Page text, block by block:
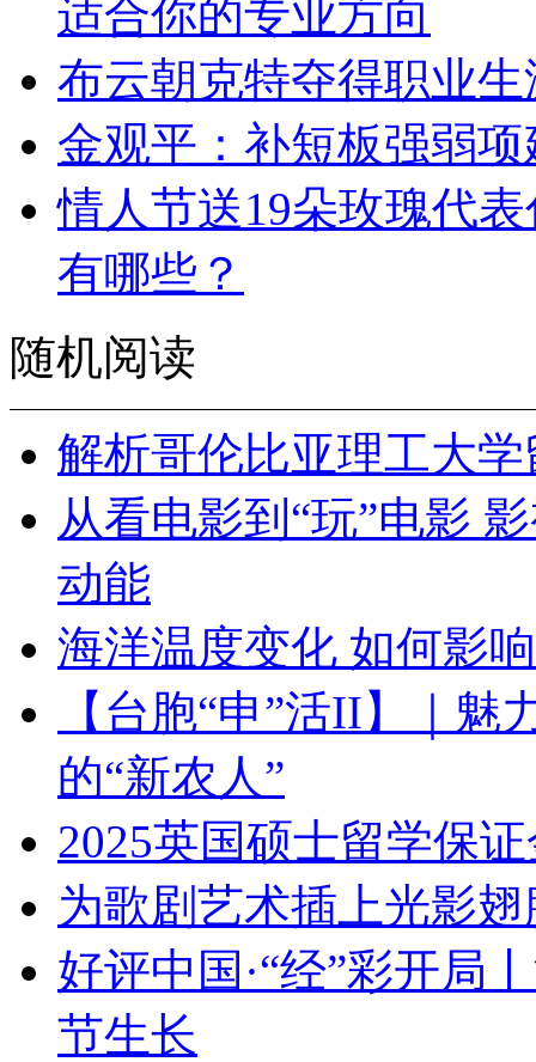
适合你的专业方向
布云朝克特夺得职业
金观平：补短板强弱
情人节送19朵玫瑰代
有哪些？
随机阅读
解析哥伦比亚理工大
从看电影到“玩”电影
动能
海洋温度变化 如何影
【台胞“申”活II】｜
的“新农人”
2025英国硕士留学保
为歌剧艺术插上光影
好评中国·“经”彩开局
节生长